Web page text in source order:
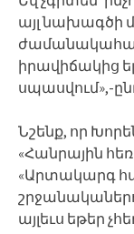
այլ նախագծի
իրավիճակից
սպասվում»,-
Նշենք, որ
«Հանրային
«Արտակարգ
այլեւս եթեր